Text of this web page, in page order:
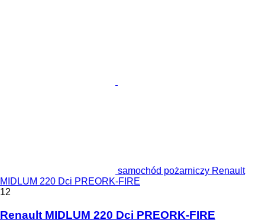
samochód pożarniczy Renault
MIDLUM 220 Dci PREORK-FIRE
12
Renault MIDLUM 220 Dci PREORK-FIRE